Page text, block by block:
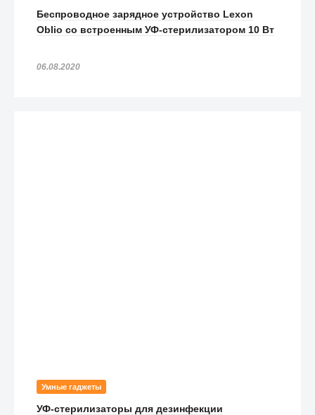
Беспроводное зарядное устройство Lexon
Oblio со встроенным УФ-стерилизатором 10 Вт
06.08.2020
Умные гаджеты
УФ-стерилизаторы для дезинфекции